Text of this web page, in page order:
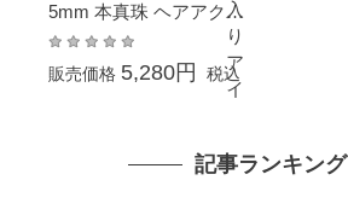
5mm 本真珠 ヘアアクセ
サリー クリスマス Xmas
プレゼント 結婚式 冠婚
葬祭 大粒 大ぶり 成人式
販売価格 5,280円 税込
記事ランキング